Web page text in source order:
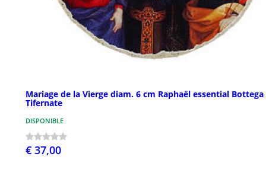
Mariage de la Vierge diam. 6 cm Raphaël essential Bottega
Tifernate
DISPONIBLE
€ 37,00